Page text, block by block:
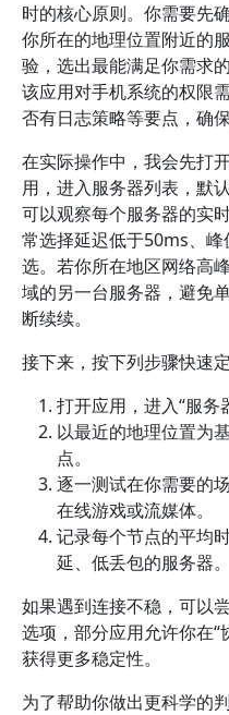
时的核心原则。你需要先
你所在的地理位置附近的
验，选出最能满足你需求
该应用对手机系统的权限
否有日志策略等要点，确
在实际操作中，我会先打
用，进入服务器列表，默
可以观察每个服务器的实
常选择延迟低于50ms、
选。若你所在地区网络高
域的另一台服务器，避免
断续续。
接下来，按下列步骤快速
打开应用，进入“服务
以最近的地理位置为
点。
逐一测试在你需要的
在线游戏或流媒体。
记录每个节点的平均
延、低丢包的服务器。
如果遇到连接不稳，可以
选项，部分应用允许你在“
获得更多稳定性。
为了帮助你做出更科学的